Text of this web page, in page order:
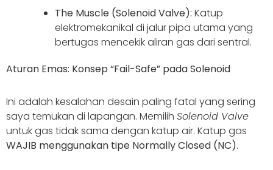
The Muscle (Solenoid Valve): Katup
elektromekanikal di jalur pipa utama yang
bertugas mencekik aliran gas dari sentral.
Aturan Emas: Konsep “Fail-Safe” pada Solenoid
Ini adalah kesalahan desain paling fatal yang sering
saya temukan di lapangan. Memilih Solenoid Valve
untuk gas tidak sama dengan katup air. Katup gas
WAJIB menggunakan tipe Normally Closed (NC).